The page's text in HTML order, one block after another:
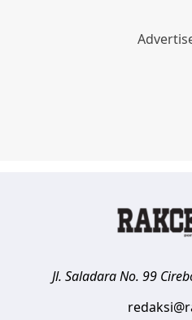
Jl. Saladara No. 99